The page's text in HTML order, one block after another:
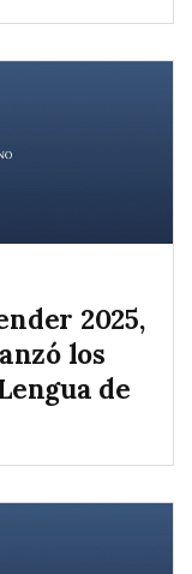
2025,
los
de